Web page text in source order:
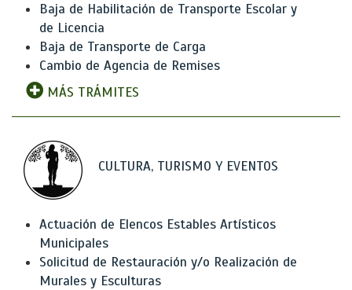
Baja de Habilitación de Transporte Escolar y
de Licencia
Baja de Transporte de Carga
Cambio de Agencia de Remises
MÁS TRÁMITES
CULTURA, TURISMO Y EVENTOS
Actuación de Elencos Estables Artísticos
Municipales
Solicitud de Restauración y/o Realización de
Murales y Esculturas